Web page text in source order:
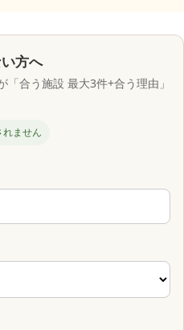
方へ
合う施設 最大3件+合う理由」
れません